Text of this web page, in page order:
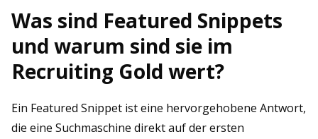
Was sind Featured Snippets
und warum sind sie im
Recruiting Gold wert?
Ein Featured Snippet ist eine hervorgehobene Antwort,
die eine Suchmaschine direkt auf der ersten